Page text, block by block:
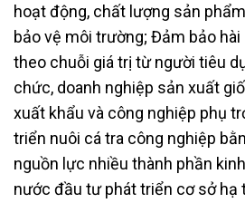
hoạt động, chất lượng sản
bảo vệ môi trường; Đảm bảo hài
theo chuỗi giá trị từ người tiêu
chức, doanh nghiệp sản xuất
xuất khẩu và công nghiệp phụ
triển nuôi cá tra công nghiệp
nguồn lực nhiều thành phần
nước đầu tư phát triển cơ sở hạ